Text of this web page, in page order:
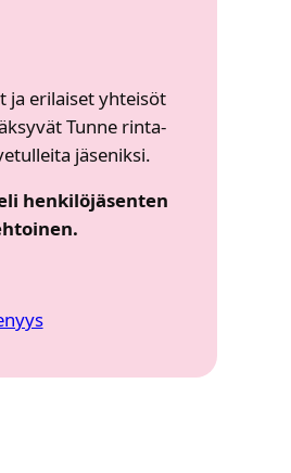
ja eri­lai­set yhtei­söt
Tun­ne rin­ta­
jäse­nik­si.​
hen­ki­lö­jä­sen­ten